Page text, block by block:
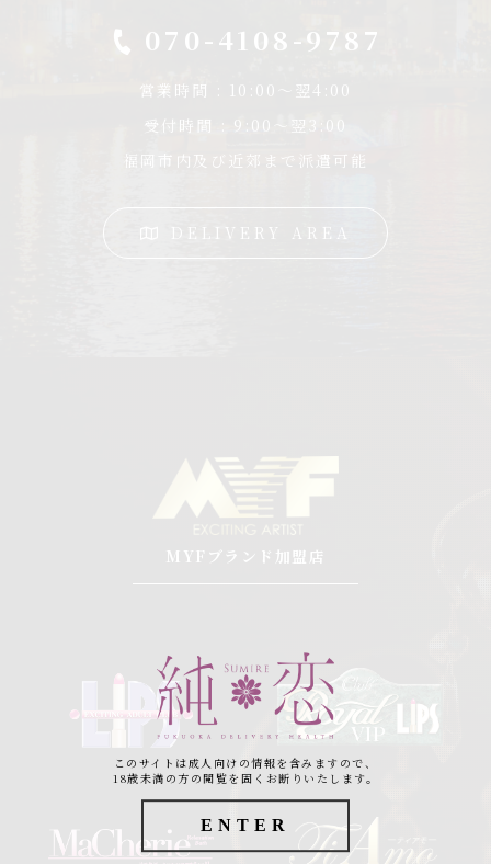
このサイトは成人向けの情報を含みますので、
18歳未満の方の閲覧を固くお断りいたします。
ENTER
070-4108-9787
営業時間 : 10:00〜翌4:00
受付時間 : 9:00〜翌3:00
福岡市内及び近郊まで派遣可能
DELIVERY AREA
MYFブランド加盟店